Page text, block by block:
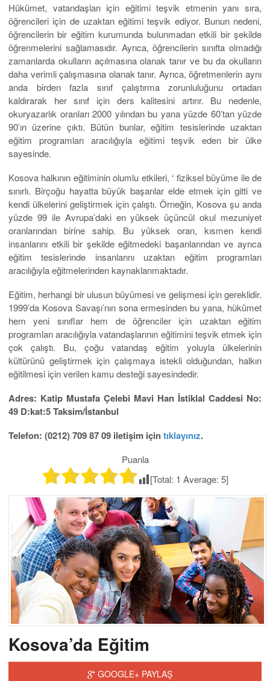
Hükümet, vatandaşları için eğitimi teşvik etmenin yanı sıra,
öğrencileri için de uzaktan eğitimi teşvik ediyor. Bunun nedeni,
öğrencilerin bir eğitim kurumunda bulunmadan etkili bir şekilde
öğrenmelerini sağlamasıdır. Ayrıca, öğrencilerin sınıfta olmadığı
zamanlarda okulların açılmasına olanak tanır ve bu da okulların
daha verimli çalışmasına olanak tanır. Ayrıca, öğretmenlerin aynı
anda birden fazla sınıf çalıştırma zorunluluğunu ortadan
kaldırarak her sınıf için ders kalitesini artırır. Bu nedenle,
okuryazarlık oranları 2000 yılından bu yana yüzde 60’tan yüzde
90’ın üzerine çıktı. Bütün bunlar, eğitim tesislerinde uzaktan
eğitim programları aracılığıyla eğitimi teşvik eden bir ülke
sayesinde.
Kosova halkının eğitiminin olumlu etkileri, ‘ fiziksel büyüme ile de
sınırlı. Birçoğu hayatta büyük başarılar elde etmek için gitti ve
kendi ülkelerini geliştirmek için çalıştı. Örneğin, Kosova şu anda
yüzde 99 ile Avrupa’daki en yüksek üçüncül okul mezuniyet
oranlarından birine sahip. Bu yüksek oran, kısmen kendi
insanlarını etkili bir şekilde eğitmedeki başarılarından ve ayrıca
eğitim tesislerinde insanlarını uzaktan eğitim programları
aracılığıyla eğitmelerinden kaynaklanmaktadır.
Eğitim, herhangi bir ulusun büyümesi ve gelişmesi için gereklidir.
1999’da Kosova Savaşı’nın sona ermesinden bu yana, hükümet
hem yeni sınıflar hem de öğrenciler için uzaktan eğitim
programları aracılığıyla vatandaşlarının eğitimini teşvik etmek için
çok çalıştı. Bu, çoğu vatandaş eğitim yoluyla ülkelerinin
kültürünü geliştirmek için çalışmaya istekli olduğundan, halkın
eğitilmesi için verilen kamu desteği sayesindedir.
Adres: Katip Mustafa Çelebi Mavi Han İstiklal Caddesi No:
49 D:kat:5 Taksim/İstanbul
Telefon: (0212) 709 87 09 iletişim içintıklayınız.
Puanla
[Total: 1 Average: 5]
Kosova’da Eğitim
GOOGLE+ PAYLAŞ